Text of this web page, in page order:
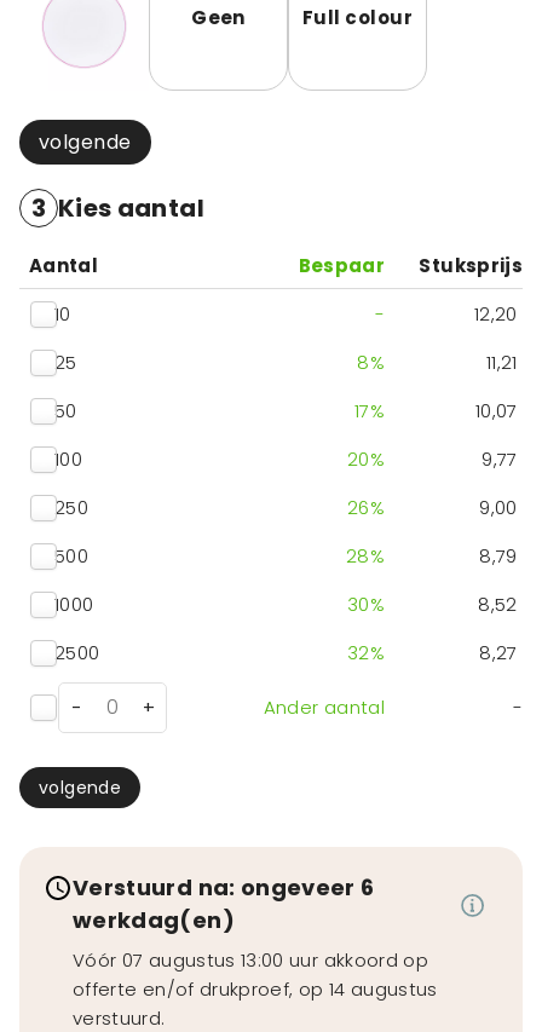
Geen Full colour
volgende
3 Kies aantal
Aantal Bespaar
Stuksprijs
10
-
12,20
25
8%
11,21
50
17%
10,07
100
20%
9,77
250
26%
9,00
500
28%
8,79
1000
30%
8,52
2500
32% 8,27
- + Ander aantal -
volgende
Verstuurd na: ongeveer 6
werkdag(en)
Vóór 07 augustus 13:00 uur akkoord op
offerte en/of drukproef, op 14 augustus
verstuurd.